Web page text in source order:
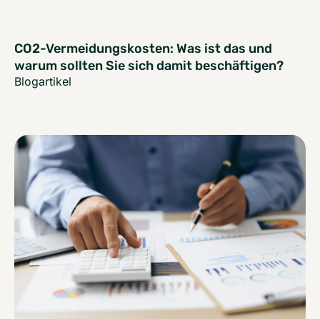
CO2-Vermeidungskosten: Was ist das und
warum sollten Sie sich damit beschäftigen?
Blogartikel